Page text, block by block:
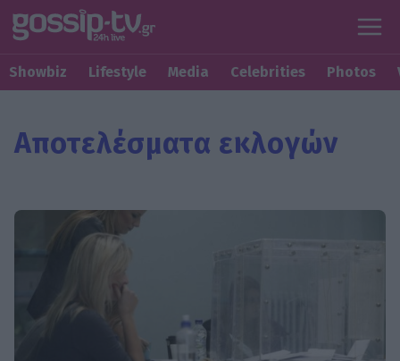
Showbiz Lifestyle Media Celebrities Photos
Αποτελέσματα εκλογών